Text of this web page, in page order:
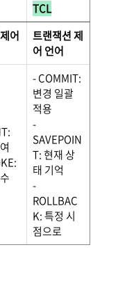
TCL
어
트랜잭션 제
어 언어
- COMMIT:
변경 일괄
적용
-
SAVEPOIN
T: 현재 상
태 기억
-
ROLLBAC
K: 특정 시
점으로